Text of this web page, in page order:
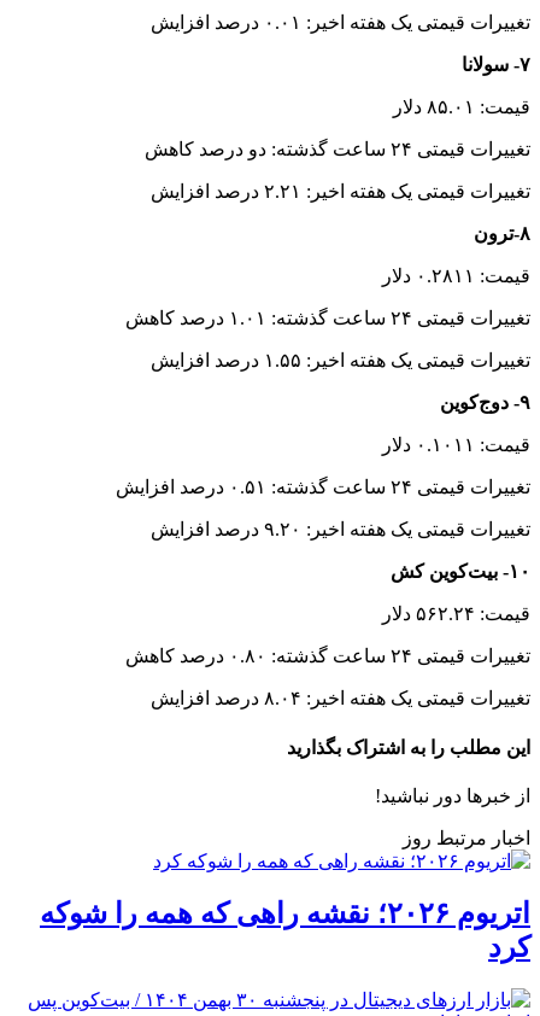
تغییرات قیمتی یک هفته اخیر: ۰.۰۱ درصد افزایش
۷- سولانا
قیمت: ۸۵.۰۱ دلار
تغییرات قیمتی ۲۴ ساعت گذشته: دو درصد کاهش
تغییرات قیمتی یک هفته اخیر: ۲.۲۱ درصد افزایش
۸-ترون
قیمت: ۰.۲۸۱۱ دلار
تغییرات قیمتی ۲۴ ساعت گذشته: ۱.۰۱ درصد کاهش
تغییرات قیمتی یک هفته اخیر: ۱.۵۵ درصد افزایش
۹- دوج‌کوین
قیمت: ۰.۱۰۱۱ دلار
تغییرات قیمتی ۲۴ ساعت گذشته: ۰.۵۱ درصد افزایش
تغییرات قیمتی یک هفته اخیر: ۹.۲۰ درصد افزایش
۱۰- بیت‌کوین کش
قیمت: ۵۶۲.۲۴ دلار
تغییرات قیمتی ۲۴ ساعت گذشته: ۰.۸۰ درصد کاهش
تغییرات قیمتی یک هفته اخیر: ۸.۰۴ درصد افزایش
این مطلب را به اشتراک بگذارید
از خبرها دور نباشید!
اخبار مرتبط روز
اتریوم ۲۰۲۶؛ نقشه راهی که همه را شوکه
کرد